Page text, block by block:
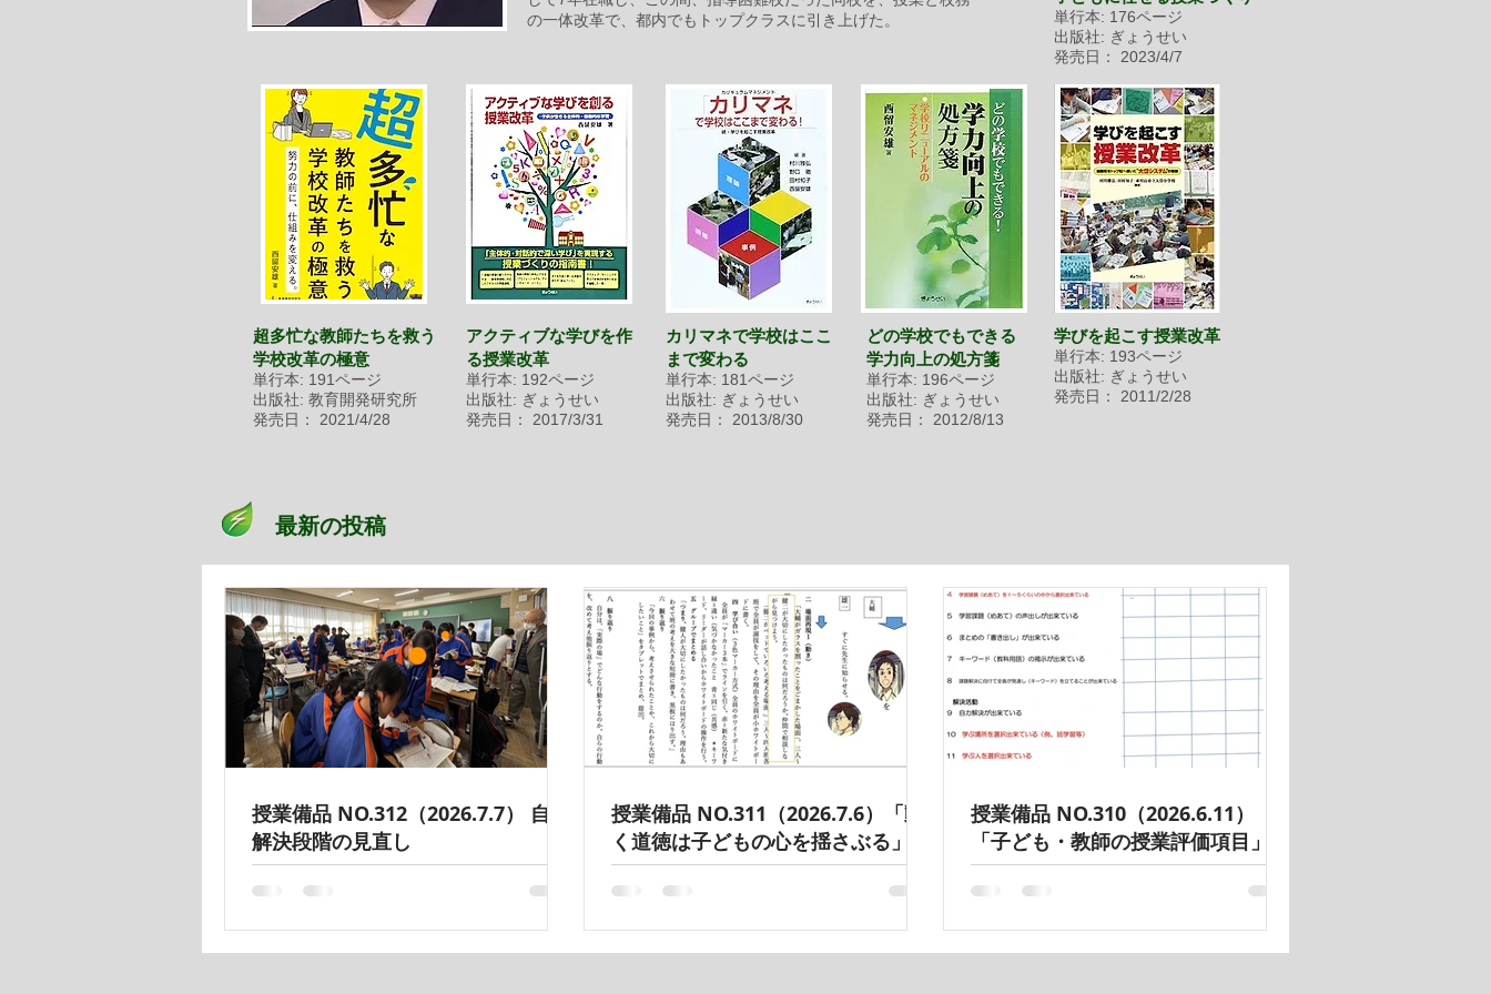
の一体改革で、都内でもトップクラスに引き上げた。
超多忙な教師たちを救う
学校改革の極意
単行本: 191ページ
出版社: 教育開発研究所
発売日： 2021/4/28
アクティブな学びを作
る授業改革
単行本: 192ページ
出版社: ぎょうせい
発売日： 2017/3/31
カリマネで学校はここ
まで変わる
単行本: 181ページ
出版社: ぎょうせい
発売日： 2013/8/30
どの学校でもできる
学力向上の処方箋
単行本: 196ページ
出版社: ぎょうせい
発売日： 2012/8/13
単行本: 176ページ
出版社: ぎょうせい
発売日： 2023/4/7
学びを起こす授業改革
単行本: 193ページ
出版社: ぎょうせい
発売日： 2011/2/28
最新の投稿
授業備品 NO.312（2026.7.7） 自力
解決段階の見直し
授業備品 NO.311（2026.7.6）「動
く道徳は子どもの心を揺さぶる」
授業備品 NO.310（2026.6.11）
「子ども・教師の授業評価項目」